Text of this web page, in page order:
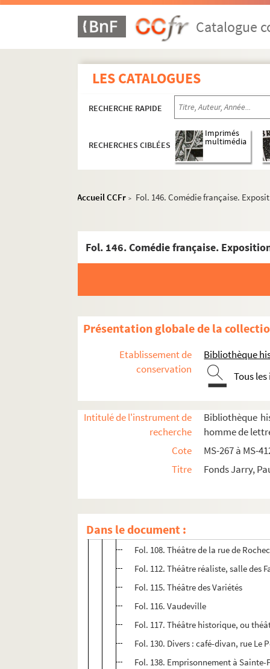
Catalogue
LES CATALOGUES
RECHERCHE RAPIDE
RECHERCHES CIBLÉES
Imprimés
multimédia
Accueil CCFr > Fol. 146. Comédie française.
Fol. 146. Comédie française.
Présentation globale de la
Etablissement de
conservation
Bibliothèque
Tous
Intitulé de l'instrument de
recherche
Bibliothèque
homme de
Cote
MS-267 à MS-
Titre
Fonds Jarry,
Dans le document :
Paul Jarry. Notes et textes sur le théâtre
Paul Jarry. Notes et textes rédigés sur le
Fol. 1. « Contribution à l'étude des
Fol. 93. Théâtre Ballande
Fol. 94. Bobino ou théâtre du
Fol. 97. Salle Bonne-Nouvelle
Fol. 98. Cirque des Champs-Élysées
Fol. 99. Théâtre du Châtelet
Fol. 100. Théâtre de l'Estrapade
Fol. 103. Théâtre des Nouveautés ;
Fol. 105. Opéra
Fol. 108. Théâtre de la rue de
Fol. 112. Théâtre réaliste, salle des
Fol. 115. Théâtre des Variétés
Fol. 116. Vaudeville
Fol. 117. Théâtre historique, ou
Fol. 130. Divers : café-divan, rue Le
Fol. 138. Emprisonnement à